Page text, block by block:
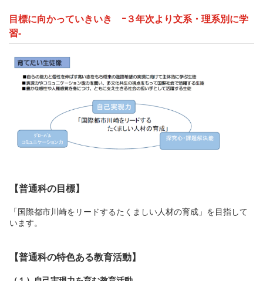
目標に向かっていきいき ｰ３年次より文系・理系別に学
習-
【普通科の目標】
「国際都市川崎をリードするたくましい人材の育成」を目指して
います。
【普通科の特色ある教育活動】